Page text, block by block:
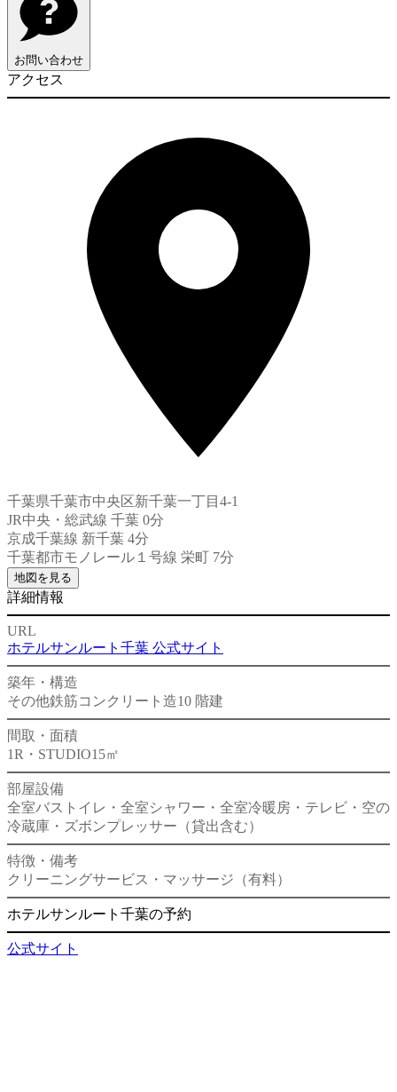
お問い合わせ
アクセス
千葉県千葉市中央区新千葉一丁目4-1
JR中央・総武線 千葉 0分
京成千葉線 新千葉 4分
千葉都市モノレール１号線 栄町 7分
地図を見る
詳細情報
URL
ホテルサンルート千葉 公式サイト
築年・構造
その他鉄筋コンクリート造10 階建
間取・面積
1R・STUDIO15㎡
部屋設備
全室バストイレ・全室シャワー・全室冷暖房・テレビ・空の
冷蔵庫・ズボンプレッサー（貸出含む）
特徴・備考
クリーニングサービス・マッサージ（有料）
ホテルサンルート千葉の予約
公式サイト